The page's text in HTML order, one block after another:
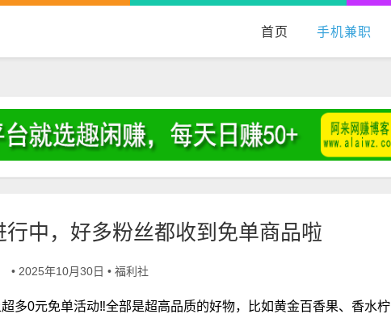
首页 手机兼职
中，好多粉丝都收到免单商品啦
• 2025年10月30日 • 福利社
多0元免单活动‼️全部是超高品质的好物，比如黄金百香果、香水柠